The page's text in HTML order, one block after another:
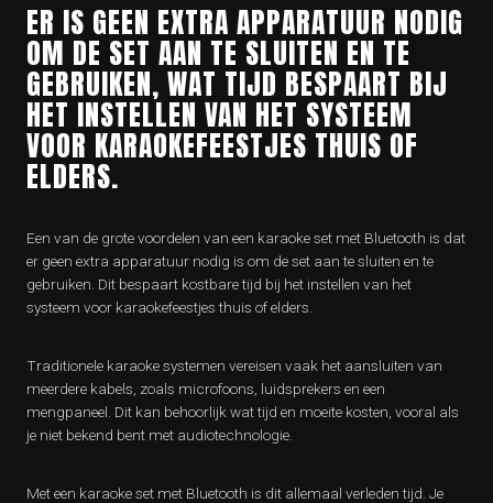
ER IS GEEN EXTRA APPARATUUR NODIG
OM DE SET AAN TE SLUITEN EN TE
GEBRUIKEN, WAT TIJD BESPAART BIJ
HET INSTELLEN VAN HET SYSTEEM
VOOR KARAOKEFEESTJES THUIS OF
ELDERS.
Een van de grote voordelen van een karaoke set met Bluetooth is dat
er geen extra apparatuur nodig is om de set aan te sluiten en te
gebruiken. Dit bespaart kostbare tijd bij het instellen van het
systeem voor karaokefeestjes thuis of elders.
Traditionele karaoke systemen vereisen vaak het aansluiten van
meerdere kabels, zoals microfoons, luidsprekers en een
mengpaneel. Dit kan behoorlijk wat tijd en moeite kosten, vooral als
je niet bekend bent met audiotechnologie.
Met een karaoke set met Bluetooth is dit allemaal verleden tijd. Je